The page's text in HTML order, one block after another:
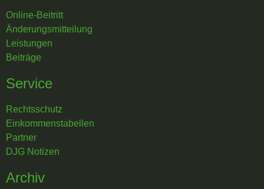
Online-Beitritt
Änderungsmitteilung
Leistungen
Beiträge
Service
Rechtsschutz
Einkommenstabellen
Partner
DJG Notizen
Archiv